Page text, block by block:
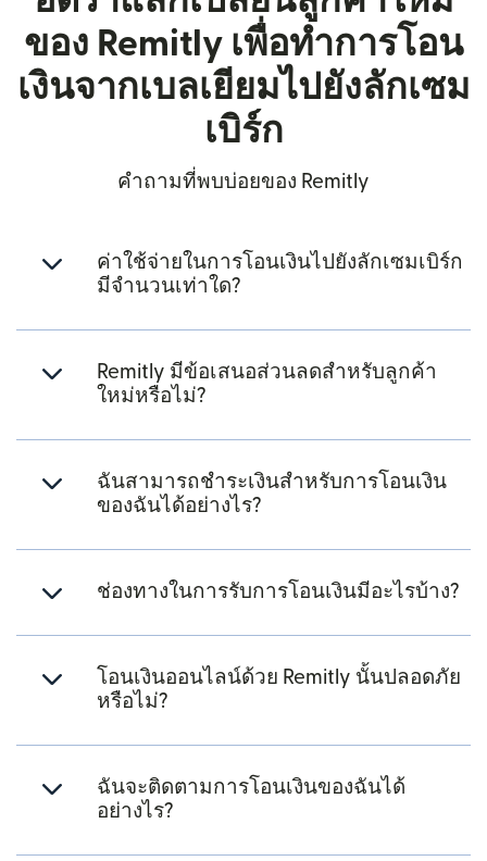
ของ Remitly เพื่อทำการโอน
เงินจากเบลเยียมไปยังลักเซม
เบิร์ก
คำถามที่พบบ่อยของ Remitly
ค่าใช้จ่ายในการโอนเงินไปยังลักเซมเบิร์ก
มีจำนวนเท่าใด?
Remitly มีข้อเสนอส่วนลดสำหรับลูกค้า
ใหม่หรือไม่?
ฉันสามารถชำระเงินสำหรับการโอนเงิน
ของฉันได้อย่างไร?
ช่องทางในการรับการโอนเงินมีอะไรบ้าง?
โอนเงินออนไลน์ด้วย Remitly นั้นปลอดภัย
หรือไม่?
ฉันจะติดตามการโอนเงินของฉันได้
อย่างไร?